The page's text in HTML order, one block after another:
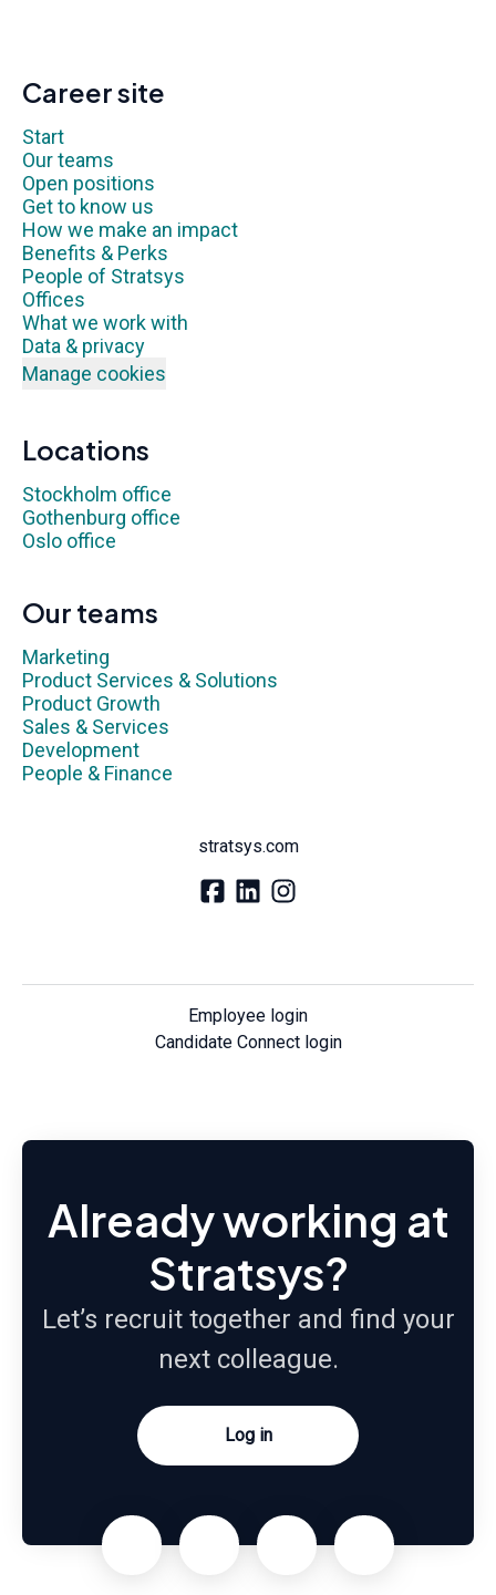
Career site
Start
Our teams
Open positions
Get to know us
How we make an impact
Benefits & Perks
People of Stratsys
Offices
What we work with
Data & privacy
Manage cookies
Locations
Stockholm office
Gothenburg office
Oslo office
Our teams
Marketing
Product Services & Solutions
Product Growth
Sales & Services
Development
People & Finance
stratsys.com
Employee login
Candidate Connect login
Already working at
Stratsys?
Let’s recruit together and find your
next colleague.
Log in